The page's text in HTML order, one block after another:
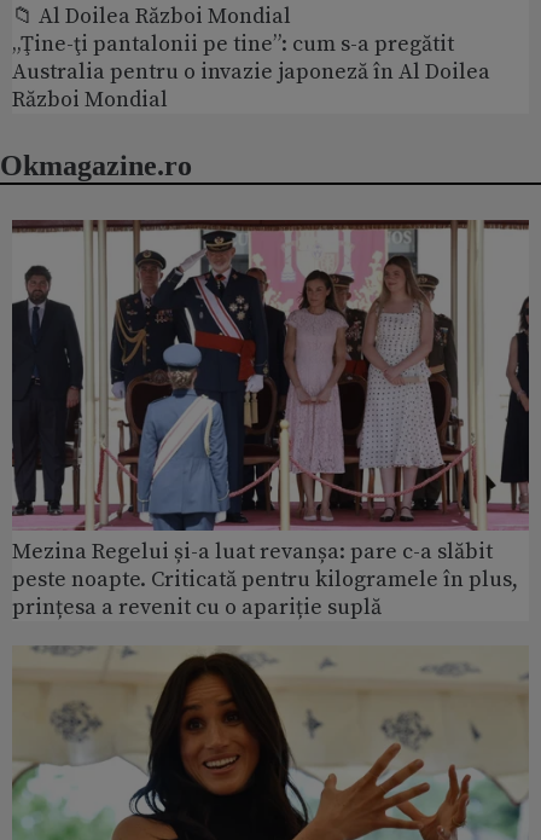
📁 Al Doilea Război Mondial
„Ţine-ţi pantalonii pe tine”: cum s-a pregătit
Australia pentru o invazie japoneză în Al Doilea
Război Mondial
Okmagazine.ro
Mezina Regelui și-a luat revanșa: pare c-a slăbit
peste noapte. Criticată pentru kilogramele în plus,
prințesa a revenit cu o apariție suplă